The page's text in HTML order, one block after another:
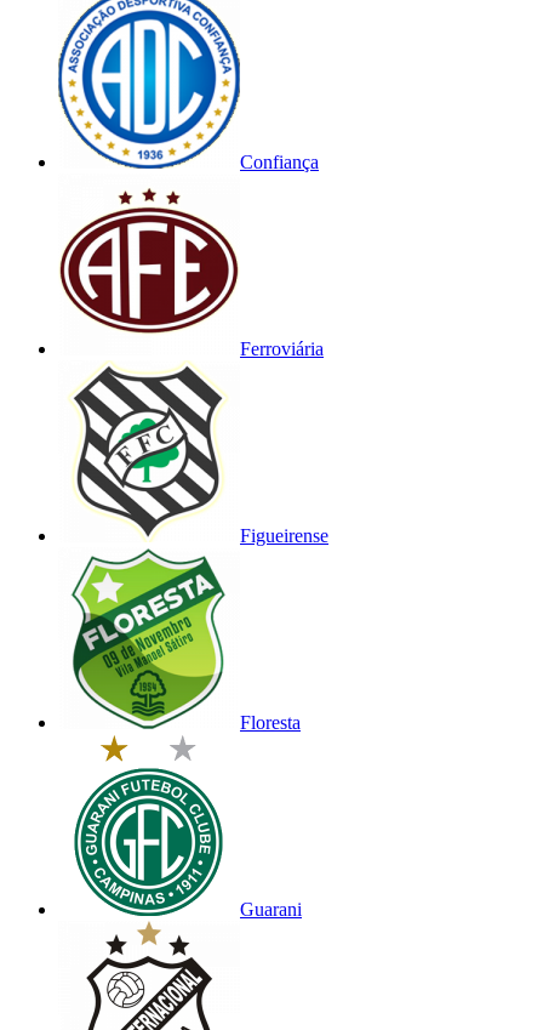
Confiança
Ferroviária
Figueirense
Floresta
Guarani